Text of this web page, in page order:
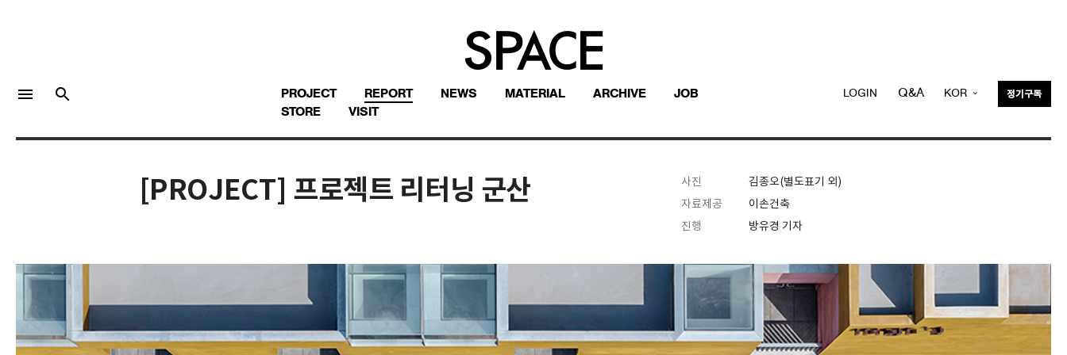
회원가입
Naver 로그인
menu search PROJECT REPORT NEWS MATERIAL ARCHIVE
JOB
STORE
VISIT
LOGIN Q&A KOR 정기구독
[PROJECT] 프로젝트 리터닝 군산 사진
김종오(별도표기 외)
자료제공
이손건축
진행
방유경 기자